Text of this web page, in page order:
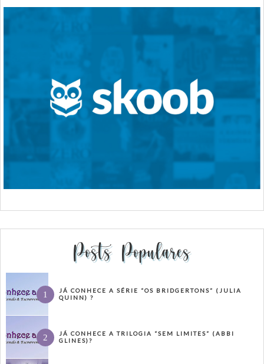
Posts Populares
JÁ CONHECE A SÉRIE “OS BRIDGERTONS” (JULIA
QUINN) ?
JÁ CONHECE A TRILOGIA “SEM LIMITES” (ABBI
GLINES)?